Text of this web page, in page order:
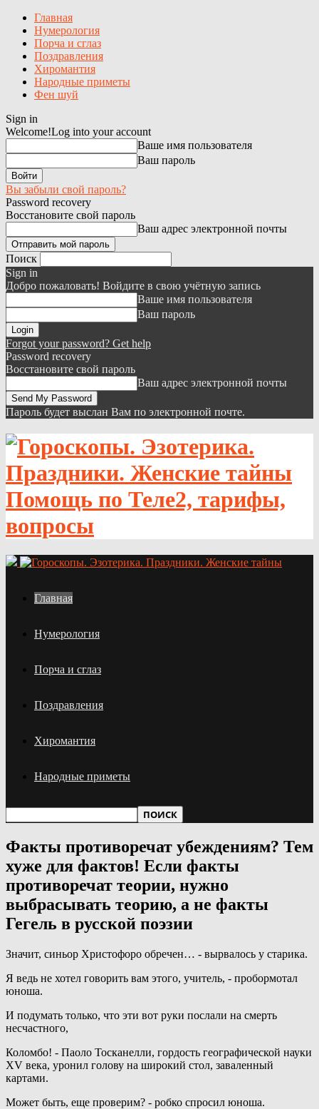
Главная
Нумерология
Порча и сглаз
Поздравления
Хиромантия
Народные приметы
Фен шуй
Sign in
Welcome!Log into your account
Ваше имя пользователя
Ваш пароль
Вы забыли свой пароль?
Password recovery
Восстановите свой пароль
Ваш адрес электронной почты
Поиск
Sign in
Добро пожаловать! Войдите в свою учётную запись
Ваше имя пользователя
Ваш пароль
Forgot your password? Get help
Password recovery
Восстановите свой пароль
Ваш адрес электронной почты
Пароль будет выслан Вам по электронной почте.
Помощь по Теле2, тарифы,
вопросы
Главная
Нумерология
Порча и сглаз
Поздравления
Хиромантия
Народные приметы
Факты противоречат убеждениям? Тем
хуже для фактов! Если факты
противоречат теории, нужно
выбрасывать теорию, а не факты
Гегель в русской поэзии
Значит, синьор Христофоро обречен… - вырвалось у старика.
Я ведь не хотел говорить вам этого, учитель, - пробормотал
юноша.
И подумать только, что эти вот руки послали на смерть
несчастного,
Коломбо! - Паоло Тосканелли, гордость географической науки
XV века, уронил голову на широкий стол, заваленный
картами.
Может быть, еще проверим? - робко спросил юноша.